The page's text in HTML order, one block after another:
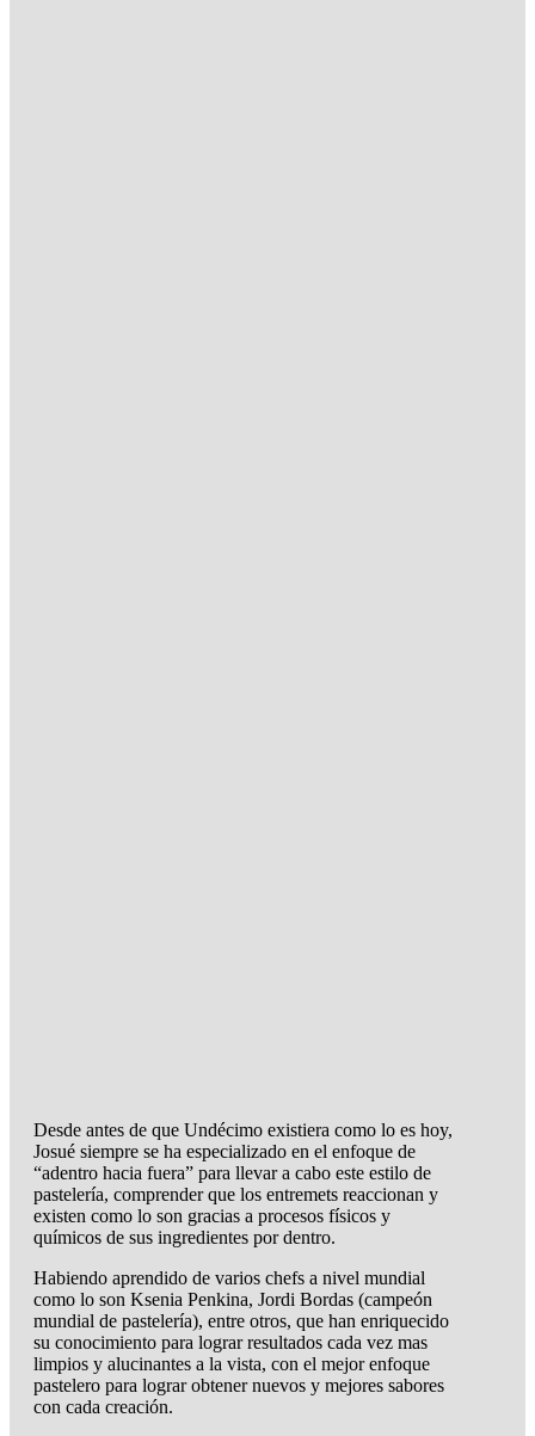
Desde antes de que Undécimo existiera como lo es hoy,
Josué siempre se ha especializado en el enfoque de
“adentro hacia fuera” para llevar a cabo este estilo de
pastelería, comprender que los entremets reaccionan y
existen como lo son gracias a procesos físicos y
químicos de sus ingredientes por dentro.
Habiendo aprendido de varios chefs a nivel mundial
como lo son Ksenia Penkina, Jordi Bordas (campeón
mundial de pastelería), entre otros, que han enriquecido
su conocimiento para lograr resultados cada vez mas
limpios y alucinantes a la vista, con el mejor enfoque
pastelero para lograr obtener nuevos y mejores sabores
con cada creación.